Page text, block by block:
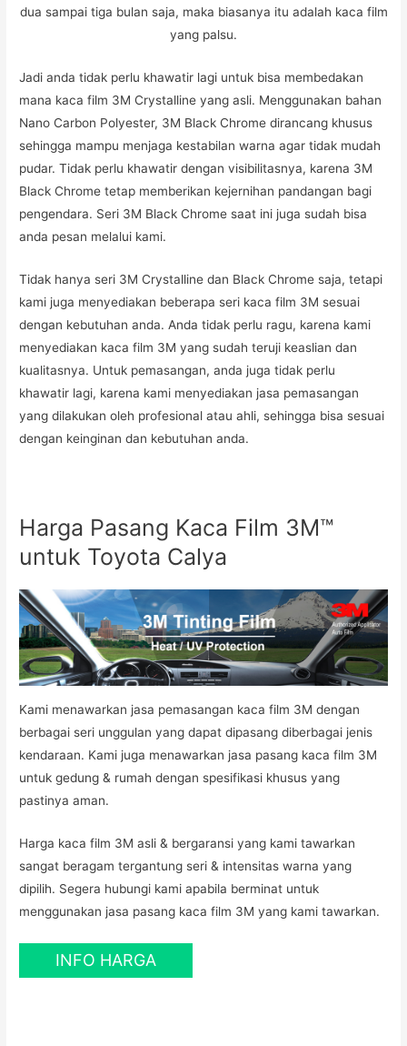
dua sampai tiga bulan saja, maka biasanya itu adalah kaca film
yang palsu.
Jadi anda tidak perlu khawatir lagi untuk bisa membedakan
mana kaca film 3M Crystalline yang asli. Menggunakan bahan
Nano Carbon Polyester, 3M Black Chrome dirancang khusus
sehingga mampu menjaga kestabilan warna agar tidak mudah
pudar. Tidak perlu khawatir dengan visibilitasnya, karena 3M
Black Chrome tetap memberikan kejernihan pandangan bagi
pengendara. Seri 3M Black Chrome saat ini juga sudah bisa
anda pesan melalui kami.
Tidak hanya seri 3M Crystalline dan Black Chrome saja, tetapi
kami juga menyediakan beberapa seri kaca film 3M sesuai
dengan kebutuhan anda. Anda tidak perlu ragu, karena kami
menyediakan kaca film 3M yang sudah teruji keaslian dan
kualitasnya. Untuk pemasangan, anda juga tidak perlu
khawatir lagi, karena kami menyediakan jasa pemasangan
yang dilakukan oleh profesional atau ahli, sehingga bisa sesuai
dengan keinginan dan kebutuhan anda.
Harga Pasang Kaca Film 3M™
untuk Toyota Calya
Kami menawarkan jasa pemasangan kaca film 3M dengan
berbagai seri unggulan yang dapat dipasang diberbagai jenis
kendaraan. Kami juga menawarkan jasa pasang kaca film 3M
untuk gedung & rumah dengan spesifikasi khusus yang
pastinya aman.
Harga kaca film 3M asli & bergaransi yang kami tawarkan
sangat beragam tergantung seri & intensitas warna yang
dipilih. Segera hubungi kami apabila berminat untuk
menggunakan jasa pasang kaca film 3M yang kami tawarkan.
INFO HARGA